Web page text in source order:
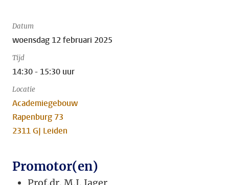
Datum
woensdag 12 februari 2025
Tijd
14:30 - 15:30 uur
Locatie
Academiegebouw
Rapenburg 73
2311 GJ Leiden
Promotor(en)